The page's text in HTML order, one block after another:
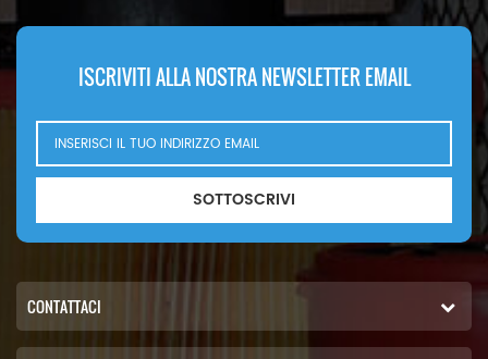
ISCRIVITI ALLA NOSTRA NEWSLETTER EMAIL
SOTTOSCRIVI
CONTATTACI